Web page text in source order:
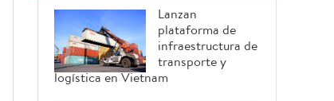
Lanzan
plataforma de
infraestructura de
transporte y
logística en Vietnam